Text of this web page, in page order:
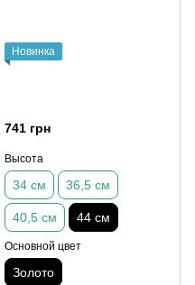
Новинка
741 грн
Высота
34 см 36,5 см
40,5 см 44 см
Основной цвет
Золото